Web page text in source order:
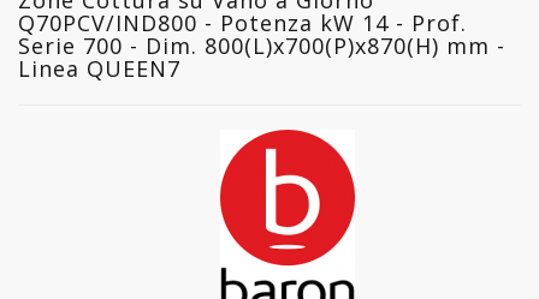
Q70PCV/IND800 - Potenza kW 14 - Prof.
Serie 700 - Dim. 800(L)x700(P)x870(H) mm -
Linea QUEEN7